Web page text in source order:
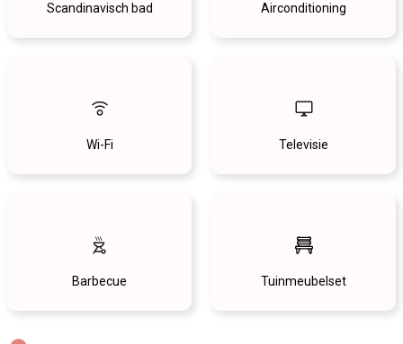
Scandinavisch bad Airconditioning
Wi-Fi Televisie
Barbecue Tuinmeubelset